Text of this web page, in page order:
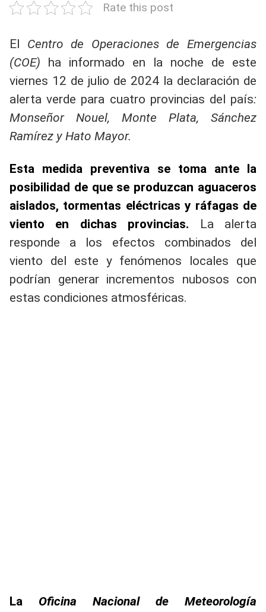
Rate this post
El Centro de Operaciones de Emergencias
(COE) ha informado en la noche de este
viernes 12 de julio de 2024 la declaración de
alerta verde para cuatro provincias del país:
Monseñor Nouel, Monte Plata, Sánchez
Ramírez y Hato Mayor.
Esta medida preventiva se toma ante la
posibilidad de que se produzcan aguaceros
aislados, tormentas eléctricas y ráfagas de
viento en dichas provincias. La alerta
responde a los efectos combinados del
viento del este y fenómenos locales que
podrían generar incrementos nubosos con
estas condiciones atmosféricas.
La Oficina Nacional de Meteorología